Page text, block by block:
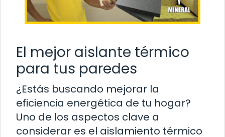
El mejor aislante térmico
para tus paredes
¿Estás buscando mejorar la
eficiencia energética de tu hogar?
Uno de los aspectos clave a
considerar es el aislamiento térmico